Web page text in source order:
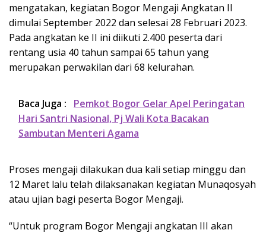
mengatakan, kegiatan Bogor Mengaji Angkatan II
dimulai September 2022 dan selesai 28 Februari 2023.
Pada angkatan ke II ini diikuti 2.400 peserta dari
rentang usia 40 tahun sampai 65 tahun yang
merupakan perwakilan dari 68 kelurahan.
Baca Juga :
Pemkot Bogor Gelar Apel Peringatan
Hari Santri Nasional, Pj Wali Kota Bacakan
Sambutan Menteri Agama
Proses mengaji dilakukan dua kali setiap minggu dan
12 Maret lalu telah dilaksanakan kegiatan Munaqosyah
atau ujian bagi peserta Bogor Mengaji.
“Untuk program Bogor Mengaji angkatan III akan